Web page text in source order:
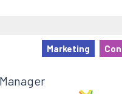
Marketing